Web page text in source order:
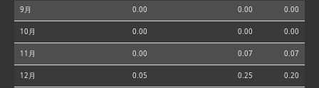
9月 0.00 0.00 0.00
10月 0.00 0.00 0.00
11月 0.00 0.07 0.07
12月 0.05 0.25 0.20